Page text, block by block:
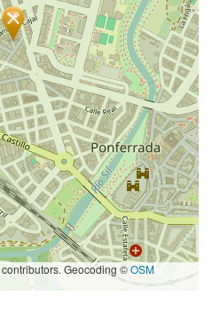
contributors. Geocoding ©OSM